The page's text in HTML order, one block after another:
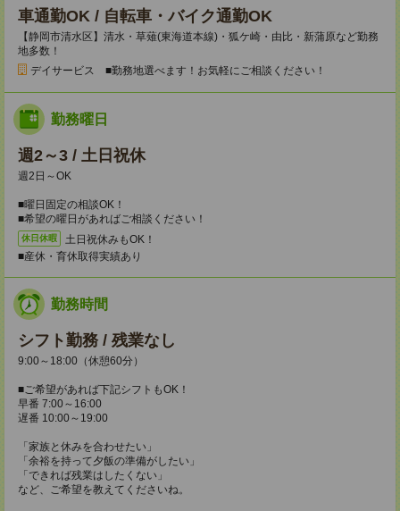
車通勤OK / 自転車・バイク通勤OK
【静岡市清水区】清水・草薙(東海道本線)・狐ケ崎・由比・新蒲原など勤務
地多数！
デイサービス ■勤務地選べます！お気軽にご相談ください！
勤務曜日
週2～3 / 土日祝休
週2日～OK
■曜日固定の相談OK！
■希望の曜日があればご相談ください！
休日休暇
土日祝休みもOK！
■産休・育休取得実績あり
勤務時間
シフト勤務 / 残業なし
9:00～18:00（休憩60分）
■ご希望があれば下記シフトもOK！
早番 7:00～16:00
遅番 10:00～19:00
「家族と休みを合わせたい」
「余裕を持って夕飯の準備がしたい」
「できれば残業はしたくない」
など、ご希望を教えてくださいね。